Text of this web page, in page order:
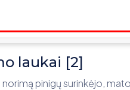
laukai [2]
pinigų surinkėjo,